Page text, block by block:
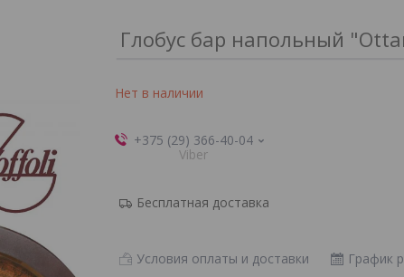
Глобус бар напольный
Нет в наличии
+375 (29) 366-40-04
Viber
Бесплатная доставка
Условия оплаты и доставки
График